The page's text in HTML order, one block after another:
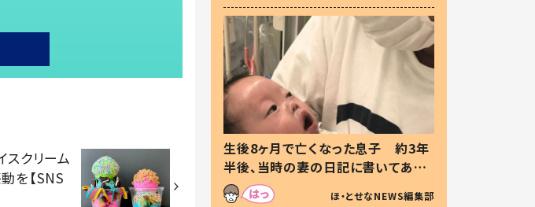
クリーム
を【SNS
生後8ヶ月で亡くなった息子 約3年
半後、当時の妻の日記に書いてあっ
た本音とは
ほ・とせなNEWS編集部